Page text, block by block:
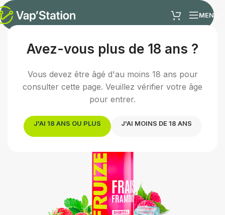
Avez-vous plus de 18 ans ?
Vous devez être âgé d'au moins 18 ans pour
consulter cette page. Veuillez vérifier votre âge
pour entrer.
J'AI 18 ANS OU PLUS J'AI MOINS DE 18 ANS
MENU
Accueil /E-liquides/E-liquide fruité